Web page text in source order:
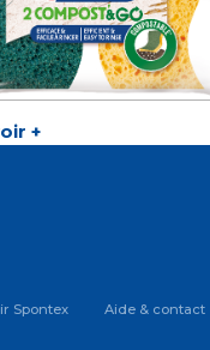
+
Spontex Aide & contact